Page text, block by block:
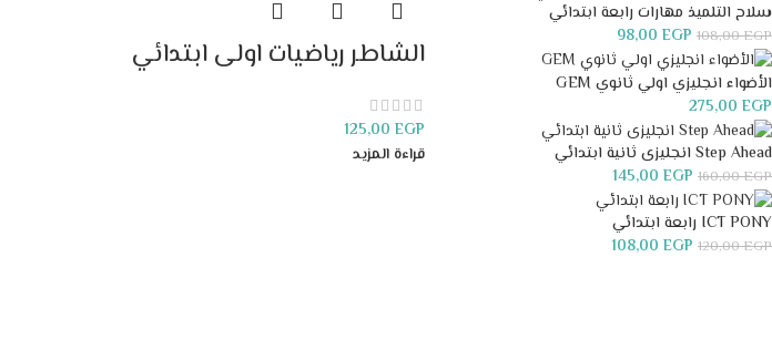
سلاح التلميذ مهارات رابعة ابتدائي
108,00EGP
98,00 EGP
الأضواء انجليزي اولي ثانوي GEM
275,00 EGP
Step Ahead انجليزى ثانية ابتدائي
160,00EGP
145,00 EGP
ICT PONY رابعة ابتدائي
120,00EGP
108,00 EGP
الشاطر رياضيات اولى ابتدائي
125,00EGP
قراءة المزيد